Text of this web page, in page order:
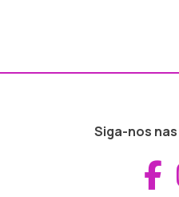
Siga-nos